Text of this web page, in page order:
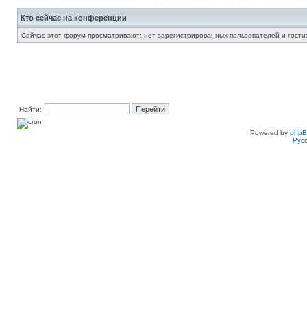
Кто сейчас на конференции
Сейчас этот форум просматривают: нет зарегистрированных пользователей и
Найти:
Powered by